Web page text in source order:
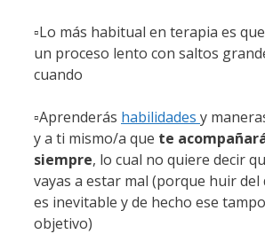
▫️Lo más habitual en terapia es
un proceso lento con saltos
cuando
▫️Aprenderás habilidades y
y a ti mismo/a que te
siempre, lo cual no quiere decir
vayas a estar mal (porque huir del
es inevitable y de hecho ese
objetivo)